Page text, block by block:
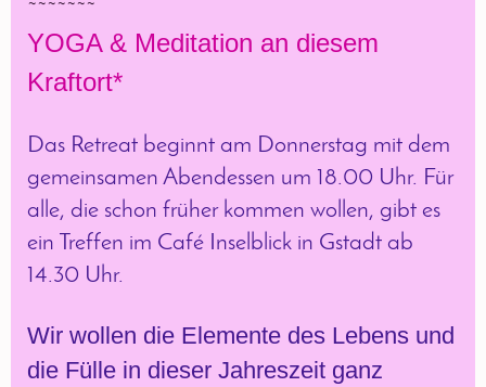
~~~~~~~
YOGA & Meditation an diesem
Kraftort*
Das Retreat beginnt am Donnerstag mit dem
gemeinsamen Abendessen um 18.00 Uhr. Für
alle, die schon früher kommen wollen, gibt es
ein Treffen im Café Inselblick in Gstadt ab
14.30 Uhr.
Wir wollen die Elemente des Lebens und
die Fülle in dieser Jahreszeit ganz